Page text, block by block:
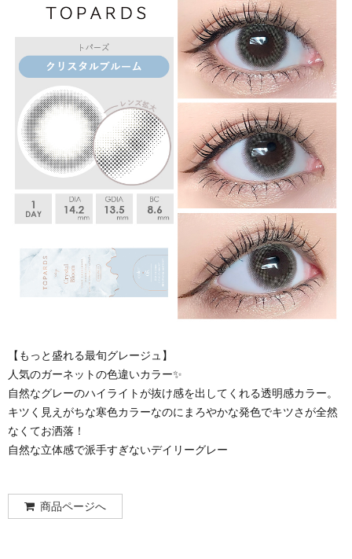
【もっと盛れる最旬グレージュ】
人気のガーネットの色違いカラー✨
自然なグレーのハイライトが抜け感を出してくれる透明感カラー。
キツく見えがちな寒色カラーなのにまろやかな発色でキツさが全然
なくてお洒落！
自然な立体感で派手すぎないデイリーグレー
商品ページへ